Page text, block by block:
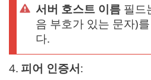
서버 호스트 이름 필드
음 부호가 있는 문자)
다.
4. 피어 인증서: